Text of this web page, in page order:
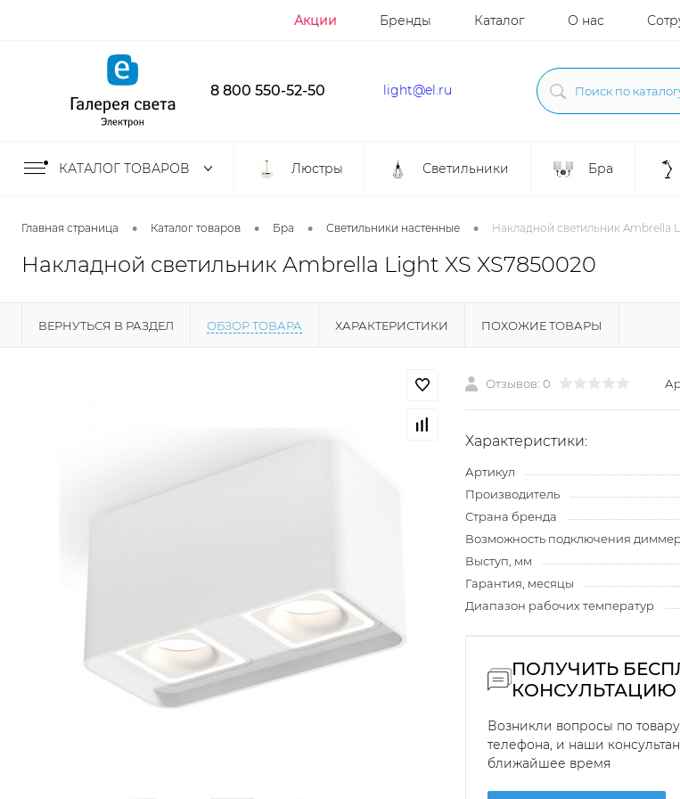
Акции Бренды Каталог О нас
8 800 550-52-50 light@el.ru
КАТАЛОГ ТОВАРОВ Люстры Светильники Бра
Главная страница • Каталог товаров • Бра • Светильники настенные • Накладной светильник Ambrella
Накладной светильник Ambrella Light XS XS7850020
ВЕРНУТЬСЯ В РАЗДЕЛ ОБЗОР ТОВАРА ХАРАКТЕРИСТИКИ ПОХОЖИЕ ТОВАРЫ
Отзывов: 0
Характеристики:
Артикул
Производитель
Страна бренда
Возможность подключения
Выступ, мм
Гарантия, месяцы
Диапазон рабочих температур
ПОЛУЧИТЬ
КОНСУЛЬТАЦИЮ
Возникли вопросы по
телефона, и наши
ближайшее время